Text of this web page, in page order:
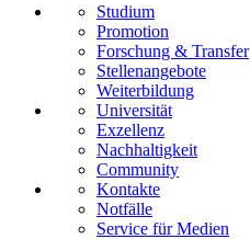
Studium
Promotion
Forschung & Transfer
Stellenangebote
Weiterbildung
Universität
Exzellenz
Nachhaltigkeit
Community
Kontakte
Notfälle
Service für Medien